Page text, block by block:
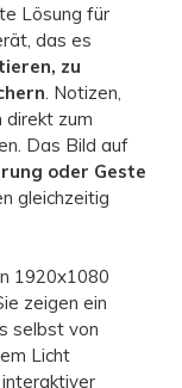
Lösung für
das es
zu
. Notizen,
direkt zum
Das Bild auf
oder Geste
gleichzeitig
1920x1080
zeigen ein
selbst von
Licht